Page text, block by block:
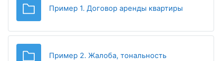
Пример 1. Договор аренды квартиры
Пример 2. Жалоба, тональностьПапка